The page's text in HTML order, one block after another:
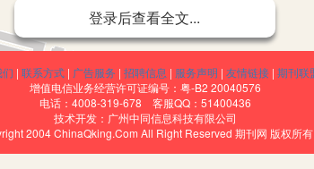
全民学习、终身学习的学习型社会”的要求，时刻提醒
进行社会学习，构建一个和谐的学习环境。对于函授
行讨论：
登录后查看全文...
| 联系方式 | 广告服务 | 招聘信息 | 服务声明 | 友情链接 | 期刊联
增值电信业务经营许可证编号：粤-B2 20040576
电话：4008-319-678 客服QQ：51400436
技术开发：广州中同信息科技有限公司
2004 ChinaQking.Com All Right Reserved 期刊网 版权所有